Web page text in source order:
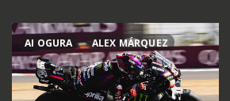
AI OGURA ALEX MÁRQUEZ